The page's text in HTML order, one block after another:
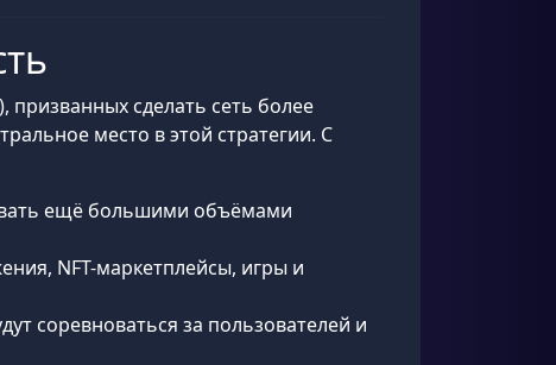
призванных сделать сеть более
место в этой стратегии. С
ещё большими объёмами
NFT-маркетплейсы, игры и
соревноваться за пользователей и